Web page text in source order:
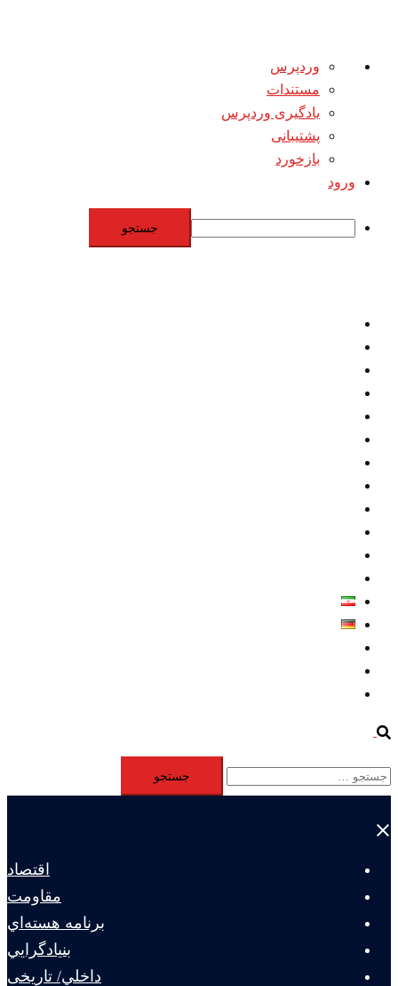
درباره
وردپرس
وردپرس
مستندات
یادگیری وردپرس
پشتیبانی
بازخورد
ورود
جستجو
Search
جستجو
برای:
Close
اقتصاد
مقاومت
برنامه هسته‌اي
بنيادگرايي
داخلي/ تاریخی